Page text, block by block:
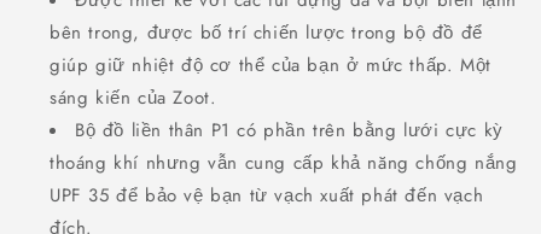
bên trong, được bố trí chiến lược trong bộ đồ để
giúp giữ nhiệt độ cơ thể của bạn ở mức thấp. Một
sáng kiến của Zoot.
Bộ đồ liền thân P1 có phần trên bằng lưới cực kỳ
thoáng khí nhưng vẫn cung cấp khả năng chống nắng
UPF 35 để bảo vệ bạn từ vạch xuất phát đến vạch
đích.